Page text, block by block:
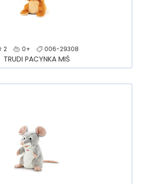
2 0+ 006-29308
TRUDI PACYNKA MIŚ